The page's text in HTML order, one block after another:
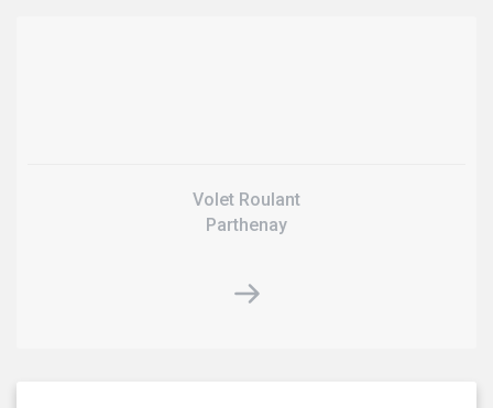
Volet Roulant
Parthenay